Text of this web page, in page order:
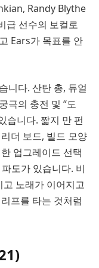
Randy Blythe
급 선수의 보컬로
Ears가 목표를 안
니다. 산탄 총, 듀얼
극의 충전 및 “도
습니다. 짧지 만 펀
더 보드, 빌드 모양
업그레이드 선택
도가 있습니다. 비
노래가 이어지고
프를 타는 것처럼